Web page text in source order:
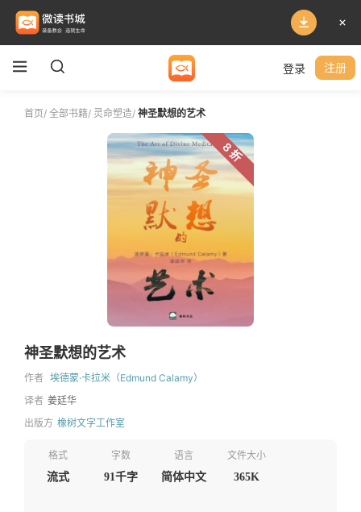
登录 注册
首页/ 全部书籍/ 灵命塑造/ 神圣默想的艺术
8 折
神圣默想的艺术
作者 埃德蒙·卡拉米（Edmund Calamy）
译者 姜廷华
出版方 橡树文字工作室
格式
流式
字数
91千字
语言
简体中文
文件大小
365K